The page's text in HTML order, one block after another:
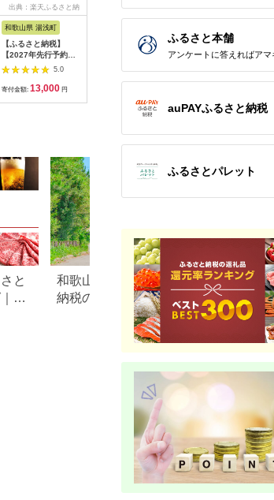
出典：楽天ふるさと納
和歌山県 湯浅町
【ふるさと納税】
【2027年先行予約】
【訳あり・ご家庭用】
和歌山県産 完熟 不知
火 5kg 甘酸っぱい味
5.0
寄付金額: 13,000 円
出典：ふるさとチョイ
ス
S040-022A-sku_農家
の手摘み パール柑
7.5kg 天草産 果物 フ
ルーツ 真珠 手摘み 固
すすめ 人気 予約受付
り寄せフルーツ 熊本
県 天草市 送料無料
5.0
出典：楽天ふる
【ふるさと納税】[
あり]和歌山有田
［TM82］ | 数量
すすめ 人気
5.0
と
高
和歌山県美浜町のふるさと
納税のご紹介
香川
税の
ふるさと本舗
アンケートに答えればア
auPAYふるさと納税
ふるさとパレット